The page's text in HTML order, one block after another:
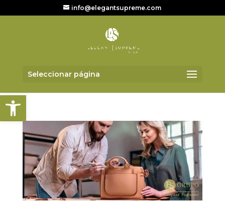
Abrir barra de herramientas
info@elegantsupreme.com
Seleccionar página